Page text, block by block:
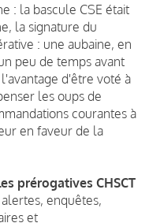
: la bascule CSE était
la signature du
: une aubaine, en
peu de temps avant
d'être voté à
les oups de
courantes à
en faveur de la
prérogatives CHSCT
enquêtes,
et